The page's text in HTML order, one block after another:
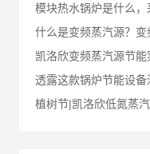
模块热水锅炉是什么，
什么是变频蒸汽源？变
凯洛欣变频蒸汽源节
植树节|凯洛欣低氮蒸